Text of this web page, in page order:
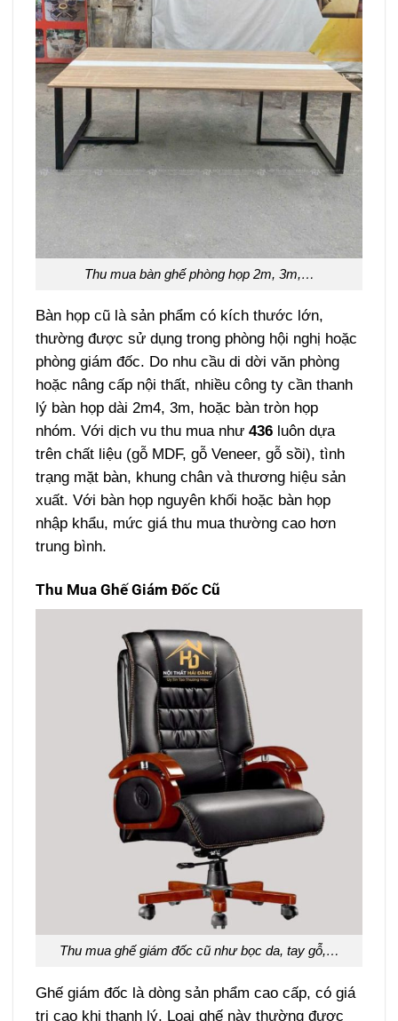
Thu mua bàn ghế phòng họp 2m, 3m,…
Bàn họp cũ là sản phẩm có kích thước lớn,
thường được sử dụng trong phòng hội nghị hoặc
phòng giám đốc. Do nhu cầu di dời văn phòng
hoặc nâng cấp nội thất, nhiều công ty cần thanh
lý bàn họp dài 2m4, 3m, hoặc bàn tròn họp
nhóm. Với dịch vu thu mua như 436 luôn dựa
trên chất liệu (gỗ MDF, gỗ Veneer, gỗ sồi), tình
trạng mặt bàn, khung chân và thương hiệu sản
xuất. Với bàn họp nguyên khối hoặc bàn họp
nhập khẩu, mức giá thu mua thường cao hơn
trung bình.
Thu Mua Ghế Giám Đốc Cũ
Thu mua ghế giám đốc cũ như bọc da, tay gỗ,…
Ghế giám đốc là dòng sản phẩm cao cấp, có giá
trị cao khi thanh lý. Loại ghế này thường được